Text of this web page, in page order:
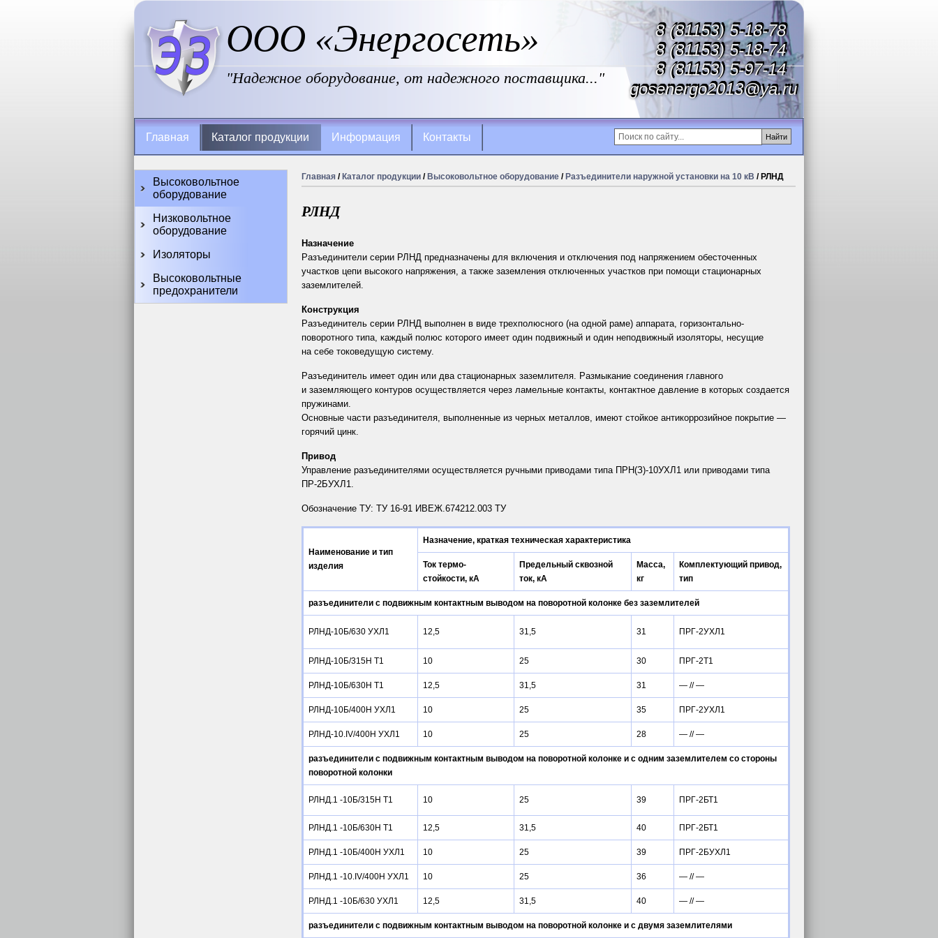
ООО «Энергосеть»
"Надежное оборудование, от надежного поставщика..."
8 (81153) 5-18-78
8 (81153) 5-18-74
8 (81153) 5-97-14
gosenergo2013@ya.ru
Главная Каталог продукции Информация Контакты
Главная / Каталог продукции / Высоковольтное оборудование / Разъединители наружной установки на 10 кВ / РЛНД
РЛНД
Назначение
Разъединители серии РЛНД предназначены для включения и отключения под напряжением обесточенных
участков цепи высокого напряжения, а также заземления отключенных участков при помощи стационарных
заземлителей.
Конструкция
Разъединитель серии РЛНД выполнен в виде трехполюсного (на одной раме) аппарата, горизонтально-
поворотного типа, каждый полюс которого имеет один подвижный и один неподвижный изоляторы, несущие
на себе токоведущую систему.
Разъединитель имеет один или два стационарных заземлителя. Размыкание соединения главного
и заземляющего контуров осуществляется через ламельные контакты, контактное давление в которых создается
пружинами.
Основные части разъединителя, выполненные из черных металлов, имеют стойкое антикоррозийное покрытие —
горячий цинк.
Привод
Управление разъединителями осуществляется ручными приводами типа ПРН(З)-10УХЛ1 или приводами типа
ПР-2БУХЛ1.
Обозначение ТУ: ТУ 16-91 ИВЕЖ.674212.003 ТУ
Наименование и тип
изделия
Назначение, краткая техническая характеристика
Ток термо-
стойкости, кА
Предельный сквозной
ток, кА
Масса,
кг
Комплектующий привод,
тип
разъединители с подвижным контактным выводом на поворотной колонке без заземлителей
РЛНД-10Б/630 УХЛ1 12,5 31,5 31 ПРГ-2УХЛ1
РЛНД-10Б/315Н Т1 10 25 30 ПРГ-2Т1
РЛНД-10Б/630Н Т1 12,5 31,5 31 — // —
РЛНД-10Б/400Н УХЛ1 10 25 35 ПРГ-2УХЛ1
РЛНД-10.IV/400Н УХЛ1 10 25 28 — // —
разъединители с подвижным контактным выводом на поворотной колонке и с одним заземлителем со стороны
поворотной колонки
РЛНД.1 -10Б/315Н Т1 10 25 39 ПРГ-2БТ1
РЛНД.1 -10Б/630Н Т1 12,5 31,5 40 ПРГ-2БТ1
РЛНД.1 -10Б/400Н УХЛ1 10 25 39 ПРГ-2БУХЛ1
РЛНД.1 -10.IV/400Н УХЛ1 10 25 36 — // —
РЛНД.1 -10Б/630 УХЛ1 12,5 31,5 40 — // —
разъединители с подвижным контактным выводом на поворотной колонке и с двумя заземлителями
Высоковольтное
оборудование
Низковольтное
оборудование
Изоляторы
Высоковольтные
предохранители